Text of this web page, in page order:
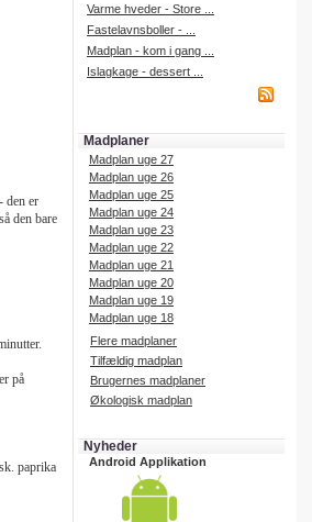
den er
den bare
på
paprika
Varme hveder - Store ...
Fastelavnsboller - ...
Madplan - kom i gang ...
Islagkage - dessert ...
Madplaner
Madplan uge 27
Madplan uge 26
Madplan uge 25
Madplan uge 24
Madplan uge 23
Madplan uge 22
Madplan uge 21
Madplan uge 20
Madplan uge 19
Madplan uge 18
Flere madplaner
Tilfældig madplan
Brugernes madplaner
Økologisk madplan
Nyheder
Android Applikation